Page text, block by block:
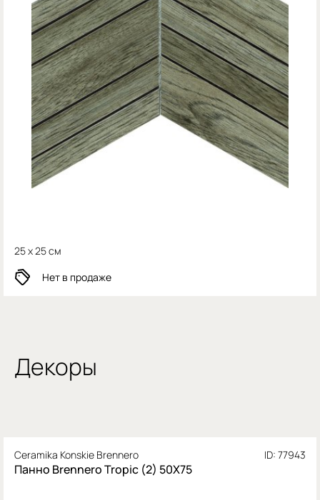
25 x 25 см
Нет в продаже
Декоры
Ceramika Konskie Brennero ID: 77943
Панно Brennero Tropic (2) 50X75